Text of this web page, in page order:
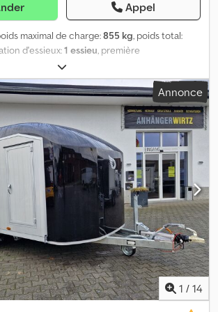
Appel
maximal de charge:855 kg, poids total:
d'essieux:1 essieu, première
, prochaine inspection (TÜV):
de chargement:3 000 mm, largeur de
1 550 mm, hauteur de l'espace de
mm, largeur totale:1 950 mm, hauteur totale:
de construction:2025 , Équipement:hayon
remorque Cheval Liberté haut de gamme,
pour le transport sûr et confortable de
technologie bien pensée et à de nombreux
est la solution idéale pour les
ou le transport sur circuit. Équipements
pour jusqu’à 2 motos, inclus jusqu'à 2
un maintien sécurisé - Sécurité renforcée
par batterie & panneau solaire,
autonome pour une protection
antivol supplémentaire par sabot de roue
- Hauteur de chargement très basse
: idéal pour un chargement facile et sécurisé
Annonce
1 / 14